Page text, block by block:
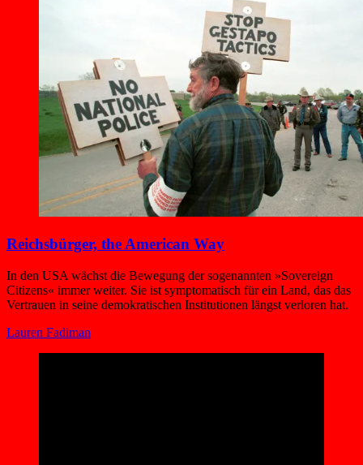
Reichsbürger, the American Way
In den USA wächst die Bewegung der sogenannten »Sovereign
Citizens« immer weiter. Sie ist symptomatisch für ein Land, das das
Vertrauen in seine demokratischen Institutionen längst verloren hat.
Lauren Fadiman